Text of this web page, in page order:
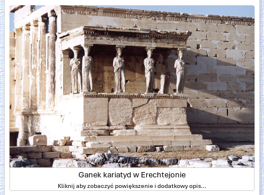
Ganek kariatyd w Erechtejonie
Kliknij aby zobaczyć powiększenie i dodatkowy opis...